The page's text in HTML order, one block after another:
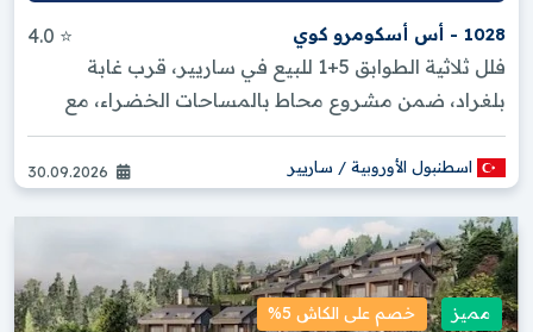
1028 - أس أسكومرو كوي
⭐ 4.0
فلل ثلاثية الطوابق 5+1 للبيع في ساريير، قرب غابة
بلغراد، ضمن مشروع محاط بالمساحات الخضراء، مع
حديقة خاصة، أمن 24/7، وموق...
اسطنبول الأوروبية / ساريير 30.09.2026
مميز خصم على الكاش 5%